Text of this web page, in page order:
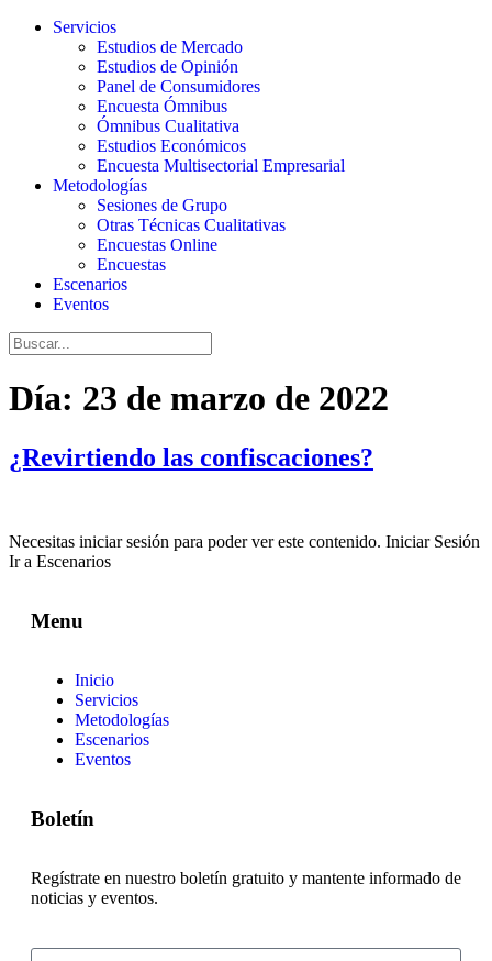
Servicios
Estudios de Mercado
Estudios de Opinión
Panel de Consumidores
Encuesta Ómnibus
Ómnibus Cualitativa
Estudios Económicos
Encuesta Multisectorial Empresarial
Metodologías
Sesiones de Grupo
Otras Técnicas Cualitativas
Encuestas Online
Encuestas
Escenarios
Eventos
Día: 23 de marzo de 2022
¿Revirtiendo las confiscaciones?
Necesitas iniciar sesión para poder ver este contenido. Iniciar Sesión
Ir a Escenarios
Menu
Inicio
Servicios
Metodologías
Escenarios
Eventos
Boletín
Regístrate en nuestro boletín gratuito y mantente informado de
noticias y eventos.